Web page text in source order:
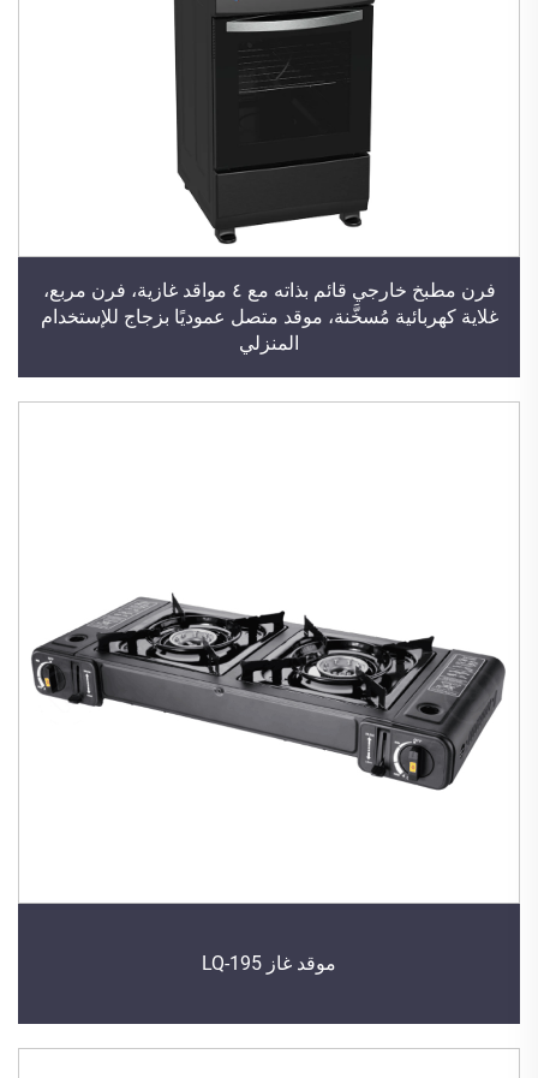
فرن مطبخ خارجي قائم بذاته مع ٤ مواقد غازية، فرن مربع،
غلاية كهربائية مُسخَّنة، موقد متصل عموديًا بزجاج للإستخدام
المنزلي
موقد غاز LQ-195